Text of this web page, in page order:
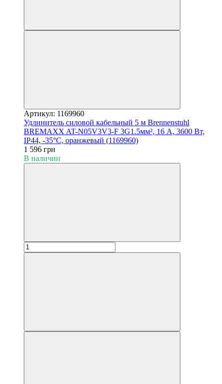
Артикул: 1169960
Удлинитель силовой кабельный 5 м Brennenstuhl
BREMAXX AT-N05V3V3-F 3G1.5мм², 16 А, 3600 Вт,
IP44, -35°С, оранжевый (1169960)
1 596 грн
В наличии